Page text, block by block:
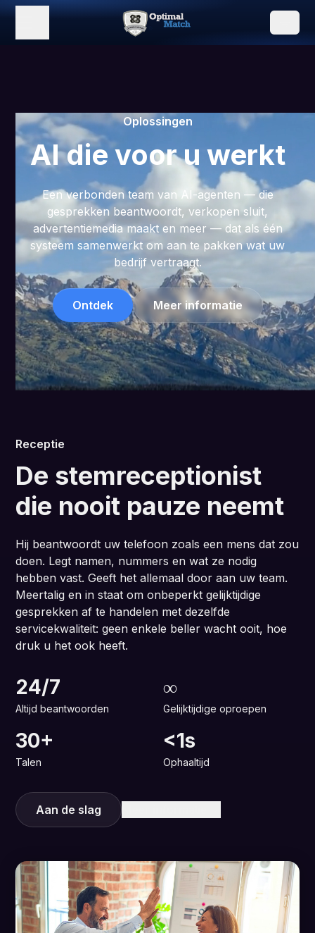
Oplossingen
AI die voor u werkt
Een verbonden team van AI-agenten — die
gesprekken beantwoordt, verkopen sluit,
advertentiemedia maakt en meer — dat als één
systeem samenwerkt om aan te pakken wat uw
bedrijf vertraagt.
Ontdek Meer informatie
Receptie
De stemreceptionist
die nooit pauze neemt
Hij beantwoordt uw telefoon zoals een mens dat zou
doen. Legt namen, nummers en wat ze nodig
hebben vast. Geeft het allemaal door aan uw team.
Meertalig en in staat om onbeperkt gelijktijdige
gesprekken af te handelen met dezelfde
servicekwaliteit: geen enkele beller wacht ooit, hoe
druk u het ook heeft.
24/7
Altijd beantwoorden
∞
Gelijktijdige oproepen
30+
Talen
<1s
Ophaaltijd
Aan de slag